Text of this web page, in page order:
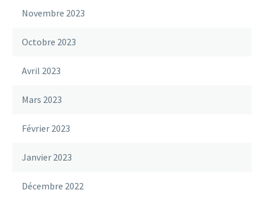
Novembre 2023
Octobre 2023
Avril 2023
Mars 2023
Février 2023
Janvier 2023
Décembre 2022